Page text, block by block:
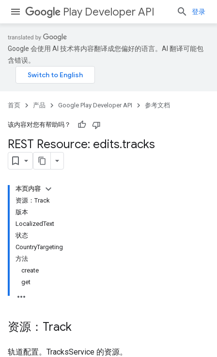
Play Developer API 登录
Google 会使用 AI 技术将内容翻译成您偏好的语言。AI 翻译可能包
含错误。
首页 产品 Google Play Developer API 参考文档
该内容对您有帮助吗？
REST Resource: edits.tracks
本页内容
资源：Track
版本
LocalizedText
状态
CountryTargeting
方法
create
get
资源：Track
轨道配置。TracksService 的资源。